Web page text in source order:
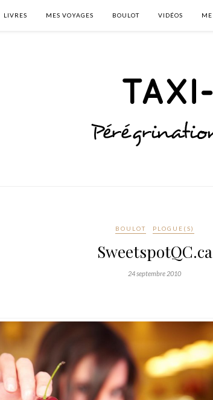
LIVRES MES VOYAGES BOULOT VIDÉOS ME
BOULOT PLOGUE(S)
SweetspotQC.ca
24 septembre 2010